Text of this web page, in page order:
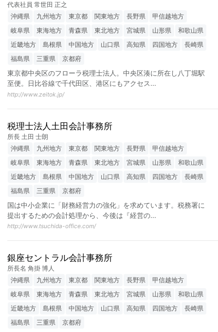
代表社員 常世田 正之
沖縄県
九州地方 東京都 関東地方 長野県
甲信越地方
岐阜県
東海地方 青森県 東北地方 宮城県 山形県
和歌山県
近畿地方
島根県 中国地方 山口県 高知県 四国地方
長崎県
福島県
三重県 京都府
東京都中央区のフローラ税理士法人。中央区湊に所在し八丁堀駅
至便。日比谷線で千代田区、港区にもアクセス...
http://www.zeitok.jp/
税理士法人土田会計事務所
所長 土田 士朗
沖縄県
九州地方 東京都 関東地方 長野県
甲信越地方
岐阜県
東海地方 青森県 東北地方 宮城県 山形県
和歌山県
近畿地方
島根県 中国地方 山口県 高知県 四国地方
長崎県
福島県
三重県 京都府
国は中小企業に「財務経営力の強化」を求めています。税務署に
提出するための会計処理から、今後は『経営の...
http://www.tsuchida-office.com/
銀座セントラル会計事務所
所長名 角掛 博人
沖縄県
九州地方 東京都 関東地方 長野県
甲信越地方
岐阜県
東海地方 青森県 東北地方 宮城県 山形県
和歌山県
近畿地方
島根県 中国地方 山口県 高知県 四国地方
長崎県
福島県
三重県 京都府